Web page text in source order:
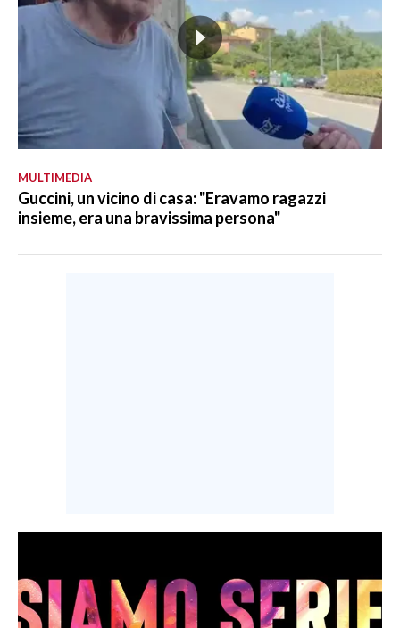
MULTIMEDIA
Guccini, un vicino di casa: "Eravamo ragazzi
insieme, era una bravissima persona"